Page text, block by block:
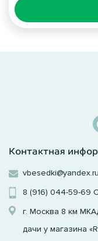
Контактная
vbesedki@yandex.ru
8 (916) 044-59-69
г. Москва 8 км
дачи у магазина